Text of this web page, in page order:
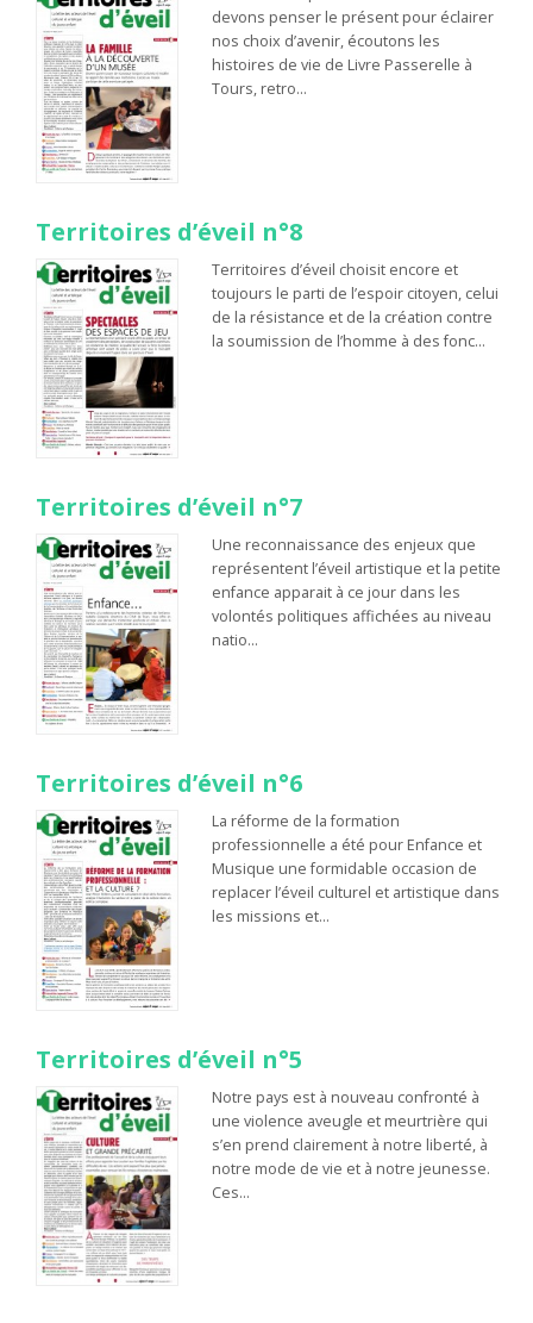
devons penser le présent pour éclairer
nos choix d’avenir, écoutons les
histoires de vie de Livre Passerelle à
Tours, retro…
Territoires d’éveil n°8
Territoires d’éveil choisit encore et
toujours le parti de l’espoir citoyen, celui
de la résistance et de la création contre
la soumission de l’homme à des fonc…
Territoires d’éveil n°7
Une reconnaissance des enjeux que
représentent l’éveil artistique et la petite
enfance apparait à ce jour dans les
volontés politiques affichées au niveau
natio…
Territoires d’éveil n°6
La réforme de la formation
professionnelle a été pour Enfance et
Musique une formidable occasion de
replacer l’éveil culturel et artistique dans
les missions et…
Territoires d’éveil n°5
Notre pays est à nouveau confronté à
une violence aveugle et meurtrière qui
s’en prend clairement à notre liberté, à
notre mode de vie et à notre jeunesse.
Ces…